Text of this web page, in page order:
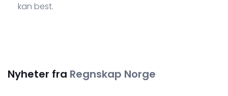
kan best.
Nyheter fra Regnskap Norge